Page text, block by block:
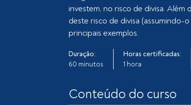
investem, no risco de divisa. Além
deste risco de divisa (assumindo-
principais exemplos.
Duração:
60 minutos
Horas certificadas:
1 hora
Conteúdo do curso